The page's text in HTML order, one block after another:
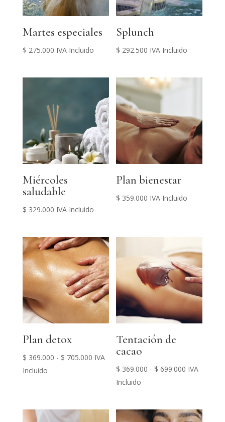
Martes especiales
$ 275.000 IVA Incluido
Splunch
$ 292.500 IVA Incluido
Miércoles
saludable
$ 329.000 IVA Incluido
Plan bienestar
$ 359.000 IVA Incluido
Plan detox
$ 369.000 - $ 705.000 Rango
precios:
$ 369.000
IVA
Incluido
Tentación de
cacao
$ 369.000 - $ 699.000 Rango
desde
IVA
Incluido